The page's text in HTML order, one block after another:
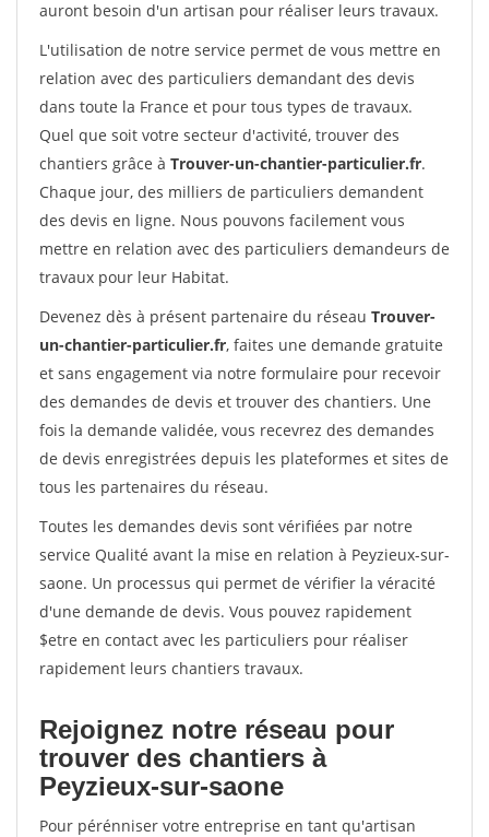
auront besoin d'un artisan pour réaliser leurs travaux.
L'utilisation de notre service permet de vous mettre en
relation avec des particuliers demandant des devis
dans toute la France et pour tous types de travaux.
Quel que soit votre secteur d'activité, trouver des
chantiers grâce à Trouver-un-chantier-particulier.fr.
Chaque jour, des milliers de particuliers demandent
des devis en ligne. Nous pouvons facilement vous
mettre en relation avec des particuliers demandeurs de
travaux pour leur Habitat.
Devenez dès à présent partenaire du réseau Trouver-
un-chantier-particulier.fr, faites une demande gratuite
et sans engagement via notre formulaire pour recevoir
des demandes de devis et trouver des chantiers. Une
fois la demande validée, vous recevrez des demandes
de devis enregistrées depuis les plateformes et sites de
tous les partenaires du réseau.
Toutes les demandes devis sont vérifiées par notre
service Qualité avant la mise en relation à Peyzieux-sur-
saone. Un processus qui permet de vérifier la véracité
d'une demande de devis. Vous pouvez rapidement
$etre en contact avec les particuliers pour réaliser
rapidement leurs chantiers travaux.
Rejoignez notre réseau pour
trouver des chantiers à
Peyzieux-sur-saone
Pour pérénniser votre entreprise en tant qu'artisan